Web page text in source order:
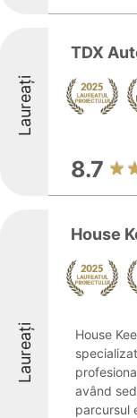
Laureați
TDX
8.7
Laureați
House
House
având
parcursul